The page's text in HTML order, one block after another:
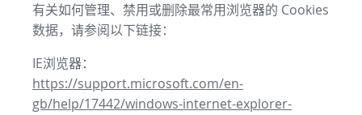
有关如何管理、禁用或删除最常用浏览器的 Cookies
数据，请参阅以下链接：
IE浏览器：
https://support.microsoft.com/en-
gb/help/17442/windows-internet-explorer-